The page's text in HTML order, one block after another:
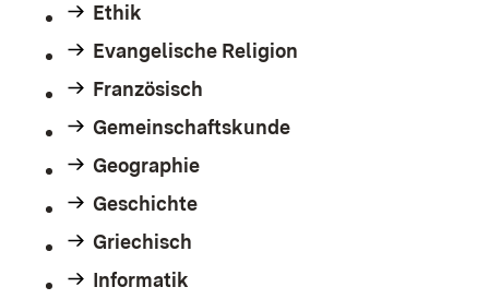
Ethik
Evangelische Religion
Französisch
Gemeinschaftskunde
Geographie
Geschichte
Griechisch
Informatik